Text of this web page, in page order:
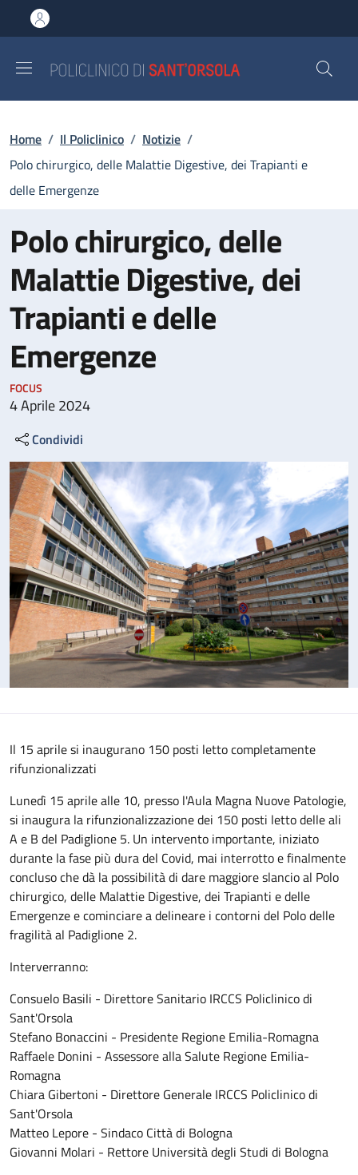
al contenuto principale
to footer content
Briciole di pane
Home / Il Policlinico / Notizie /
Polo chirurgico, delle Malattie Digestive, dei Trapianti e
delle Emergenze
Polo chirurgico, delle
Malattie Digestive, dei
Trapianti e delle
Emergenze
FOCUS
4 Aprile 2024
Condividi
Il 15 aprile si inaugurano 150 posti letto completamente
rifunzionalizzati
Lunedì 15 aprile alle 10, presso l'Aula Magna Nuove Patologie,
si inaugura la rifunzionalizzazione dei 150 posti letto delle ali
A e B del Padiglione 5. Un intervento importante, iniziato
durante la fase più dura del Covid, mai interrotto e finalmente
concluso che dà la possibilità di dare maggiore slancio al Polo
chirurgico, delle Malattie Digestive, dei Trapianti e delle
Emergenze e cominciare a delineare i contorni del Polo delle
fragilità al Padiglione 2.
Interverranno:
Consuelo Basili - Direttore Sanitario IRCCS Policlinico di
Sant'Orsola
Stefano Bonaccini - Presidente Regione Emilia-Romagna
Raffaele Donini - Assessore alla Salute Regione Emilia-
Romagna
Chiara Gibertoni - Direttore Generale IRCCS Policlinico di
Sant'Orsola
Matteo Lepore - Sindaco Città di Bologna
Giovanni Molari - Rettore Università degli Studi di Bologna